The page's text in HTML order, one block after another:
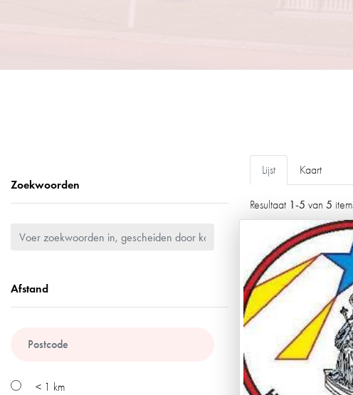
Zoekwoorden
Afstand
< 1 km
Lijst Kaart
Resultaat 1-5 van 5